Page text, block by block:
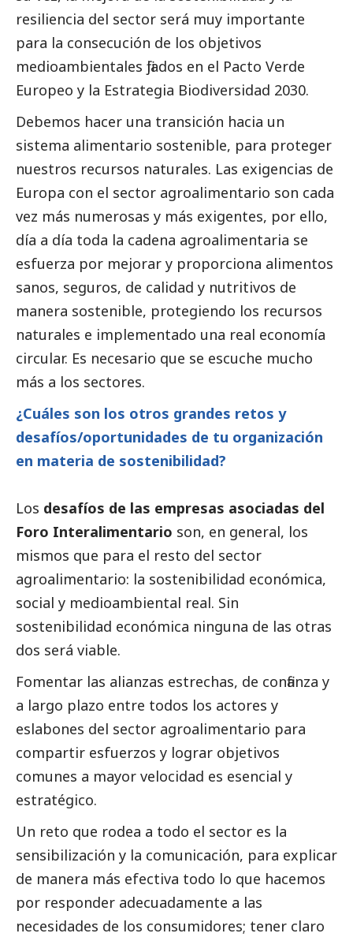
resiliencia del sector será muy importante
para la consecución de los objetivos
medioambientales fijados en el Pacto Verde
Europeo y la Estrategia Biodiversidad 2030.
Debemos hacer una transición hacia un
sistema alimentario sostenible, para proteger
nuestros recursos naturales. Las exigencias de
Europa con el sector agroalimentario son cada
vez más numerosas y más exigentes, por ello,
día a día toda la cadena agroalimentaria se
esfuerza por mejorar y proporciona alimentos
sanos, seguros, de calidad y nutritivos de
manera sostenible, protegiendo los recursos
naturales e implementado una real economía
circular. Es necesario que se escuche mucho
más a los sectores.
¿Cuáles son los otros grandes retos y
desafíos/oportunidades de tu organización
en materia de sostenibilidad?
Los desafíos de las empresas asociadas del
Foro Interalimentario son, en general, los
mismos que para el resto del sector
agroalimentario: la sostenibilidad económica,
social y medioambiental real. Sin
sostenibilidad económica ninguna de las otras
dos será viable.
Fomentar las alianzas estrechas, de confianza y
a largo plazo entre todos los actores y
eslabones del sector agroalimentario para
compartir esfuerzos y lograr objetivos
comunes a mayor velocidad es esencial y
estratégico.
Un reto que rodea a todo el sector es la
sensibilización y la comunicación, para explicar
de manera más efectiva todo lo que hacemos
por responder adecuadamente a las
necesidades de los consumidores; tener claro